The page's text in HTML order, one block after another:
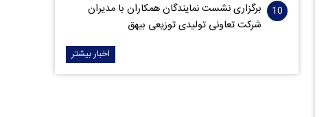
برگزاری نشست نمایندگان همکاران با مدیران
شرکت تعاونی تولیدی توزیعی بیهق
اخبار بیشتر